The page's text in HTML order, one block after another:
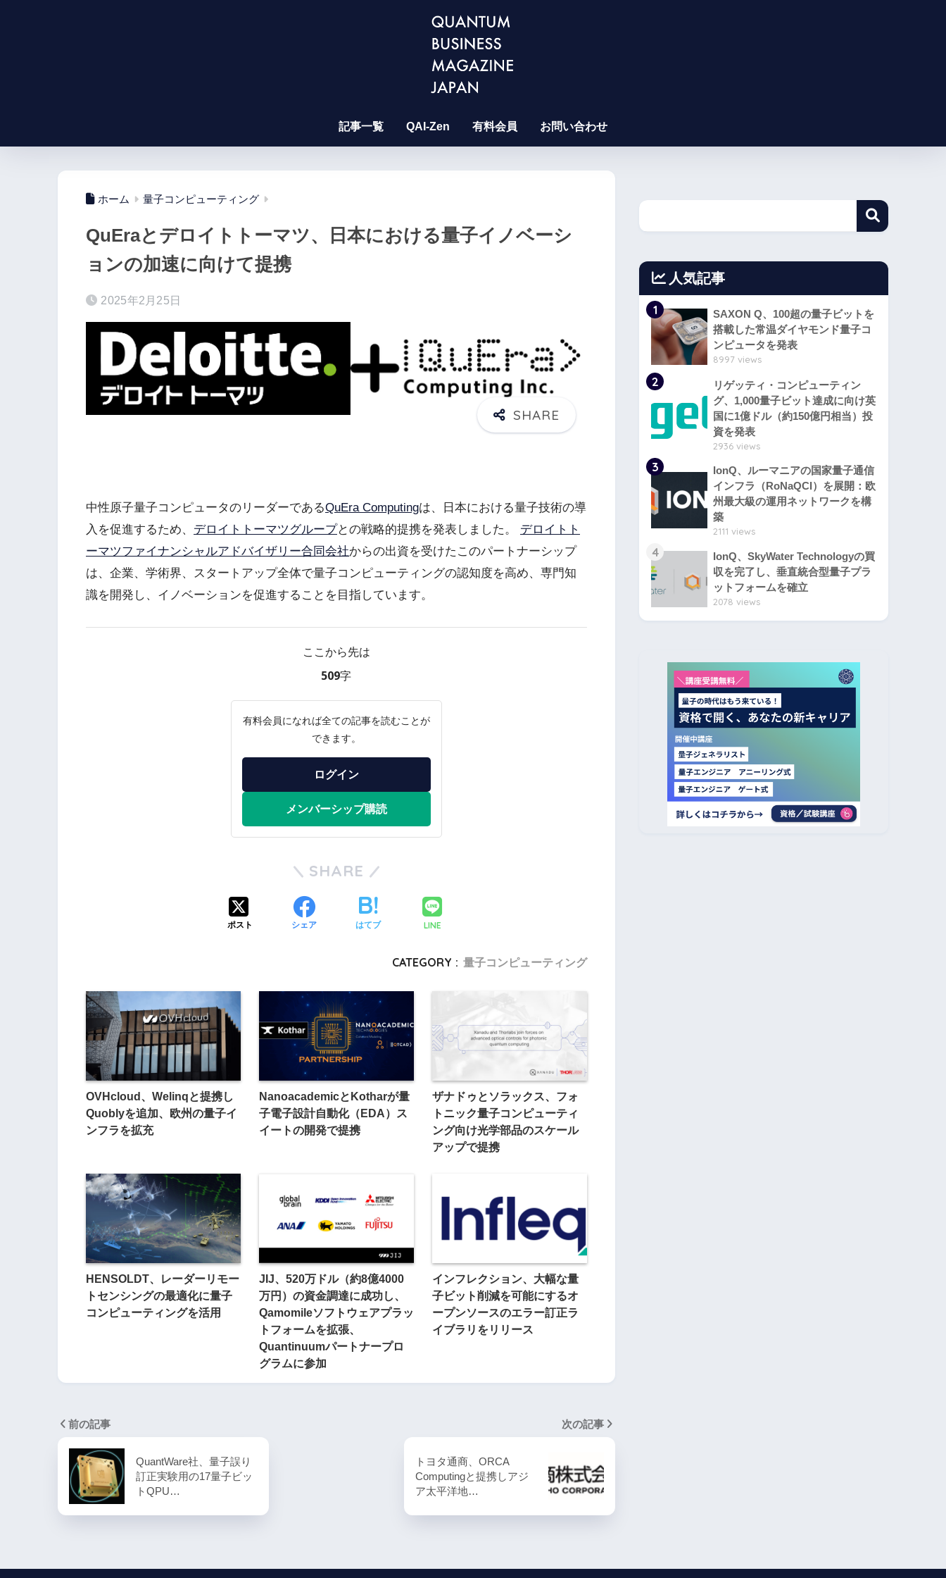
記事一覧 QAI-Zen 有料会員 お問い合わせ
ホーム 量子コンピューティング
QuEraとデロイトトーマツ、日本における量子イノベーシ
ョンの加速に向けて提携
2025年2月25日
中性原子量子コンピュータのリーダーであるQuEra Computingは、日本における量子技術の導
入を促進するため、 デロイトトーマツグループとの戦略的提携を発表しました。 デロイトト
ーマツファイナンシャルアドバイザリー合同会社からの出資を受けたこのパートナーシップ
は、企業、学術界、スタートアップ全体で量子コンピューティングの認知度を高め、専門知
識を開発し、イノベーションを促進することを目指しています。
ここから先は
509字
有料会員になれば全ての記事を読むことが
できます。
ログイン
メンバーシップ購読
SHARE
ポスト シェア はてブ LINE
CATEGORY : 量子コンピューティング
OVHcloud、Welinqと提携し
Quoblyを追加、欧州の量子イ
ンフラを拡充
NanoacademicとKotharが量
子電子設計自動化（EDA）ス
イートの開発で提携
ザナドゥとソラックス、フォ
トニック量子コンピューティ
ング向け光学部品のスケール
アップで提携
HENSOLDT、レーダーリモー
トセンシングの最適化に量子
コンピューティングを活用
JIJ、520万ドル（約8億4000
万円）の資金調達に成功し、
Qamomileソフトウェアプラッ
トフォームを拡張、
Quantinuumパートナープロ
グラムに参加
インフレクション、大幅な量
子ビット削減を可能にするオ
ープンソースのエラー訂正ラ
イブラリをリリース
前の記事
QuantWare社、量子誤り
訂正実験用の17量子ビッ
トQPU…
次の記事
トヨタ通商、ORCA
Computingと提携しアジ
ア太平洋地…
人気記事
1
SAXON Q、100超の量子ビットを
搭載した常温ダイヤモンド量子コ
ンピュータを発表
8997 views
2
リゲッティ・コンピューティン
グ、1,000量子ビット達成に向け英
国に1億ドル（約150億円相当）投
資を発表
2936 views
3
IonQ、ルーマニアの国家量子通信
インフラ（RoNaQCI）を展開：欧
州最大級の運用ネットワークを構
築
2111 views
4
IonQ、SkyWater Technologyの買
収を完了し、垂直統合型量子プラ
ットフォームを確立
2078 views